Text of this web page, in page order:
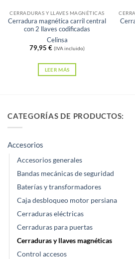
CERRADURAS Y LLAVES MAGNÉTICAS
Cerradura magnética carril central
con 2 llaves codificadas
Celinsa
79,95 € (IVA incluido)
LEER MÁS
CATEGORÍAS DE PRODUCTOS:
Accesorios
Accesorios generales
Bandas mecánicas de seguridad
Baterías y transformadores
Caja desbloqueo motor persiana
Cerraduras eléctricas
Cerraduras para puertas
Cerraduras y llaves magnéticas
Control accesos